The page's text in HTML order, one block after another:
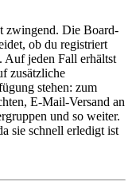
zwingend. Die Board-
ob du registriert
Auf jeden Fall erhältst
zusätzliche
stehen: zum
E-Mail-Versand an
und so weiter.
sie schnell erledigt ist